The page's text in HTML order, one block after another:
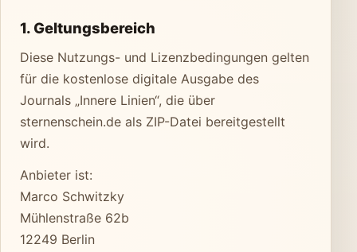
1. Geltungsbereich
Diese Nutzungs- und Lizenzbedingungen gelten
für die kostenlose digitale Ausgabe des
Journals „Innere Linien“, die über
sternenschein.de als ZIP-Datei bereitgestellt
wird.
Anbieter ist:
Marco Schwitzky
Mühlenstraße 62b
12249 Berlin